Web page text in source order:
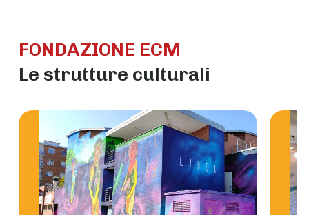
FONDAZIONE ECM
Le strutture culturali